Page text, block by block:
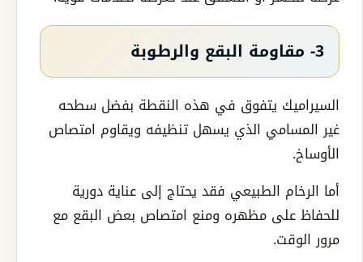
3- مقاومة البقع والرطوبة
السيراميك يتفوق في هذه النقطة بفضل سطحه
غير المسامي الذي يسهل تنظيفه ويقاوم امتصاص
الأوساخ.
أما الرخام الطبيعي فقد يحتاج إلى عناية دورية
للحفاظ على مظهره ومنع امتصاص بعض البقع مع
مرور الوقت.